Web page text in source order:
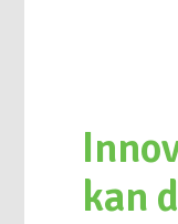
kan